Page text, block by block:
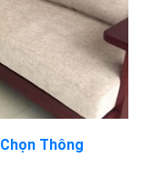
Thông